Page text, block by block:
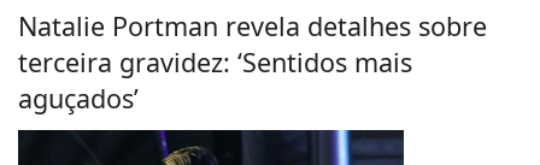
Natalie Portman revela detalhes sobre
terceira gravidez: ‘Sentidos mais
aguçados’